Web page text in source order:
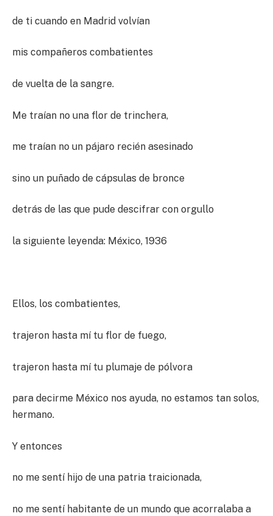
de ti cuando en Madrid volvían
mis compañeros combatientes
de vuelta de la sangre.
Me traían no una flor de trinchera,
me traían no un pájaro recién asesinado
sino un puñado de cápsulas de bronce
detrás de las que pude descifrar con orgullo
la siguiente leyenda: México, 1936
Ellos, los combatientes,
trajeron hasta mí tu flor de fuego,
trajeron hasta mí tu plumaje de pólvora
para decirme México nos ayuda, no estamos tan solos,
hermano.
Y entonces
no me sentí hijo de una patria traicionada,
no me sentí habitante de un mundo que acorralaba a